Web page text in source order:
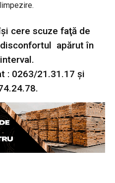
cere scuze faţă de
apărut în
: 0263/21.31.17 şi